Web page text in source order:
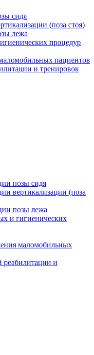
сидя
(поза стоя)
лежа
процедур
пациентов
и тренировок
позы сидя
вертикализации (поза
позы лежа
и гигиенических
маломобильных
и